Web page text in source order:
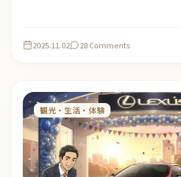
2025.11.02 28 Comments
観光・生活・体験